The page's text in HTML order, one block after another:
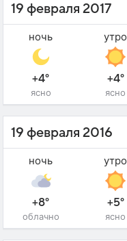
19 февраля 2017
ночь
+4°
ясно
утро
+4°
ясно
19 февраля 2016
ночь
+8°
облачно
утро
+5°
ясно